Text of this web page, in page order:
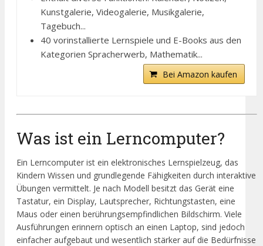
Kunstgalerie, Videogalerie, Musikgalerie,
Tagebuch...
40 vorinstallierte Lernspiele und E-Books aus den
Kategorien Spracherwerb, Mathematik...
Bei Amazon kaufen
Was ist ein Lerncomputer?
Ein Lerncomputer ist ein elektronisches Lernspielzeug, das
Kindern Wissen und grundlegende Fähigkeiten durch interaktive
Übungen vermittelt. Je nach Modell besitzt das Gerät eine
Tastatur, ein Display, Lautsprecher, Richtungstasten, eine
Maus oder einen berührungsempfindlichen Bildschirm. Viele
Ausführungen erinnern optisch an einen Laptop, sind jedoch
einfacher aufgebaut und wesentlich stärker auf die Bedürfnisse